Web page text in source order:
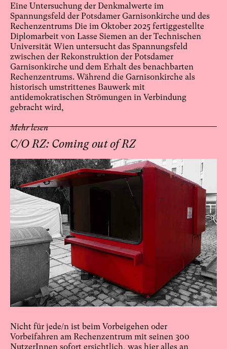
Eine Untersuchung der Denkmalwerte im
Spannungsfeld der Potsdamer Garnisonkirche und des
Rechenzentrums Die im Oktober 2025 fertiggestellte
Diplomarbeit von Lasse Siemen an der Technischen
Universität Wien untersucht das Spannungsfeld
zwischen der Rekonstruktion der Potsdamer
Garnisonkirche und dem Erhalt des benachbarten
Rechenzentrums. Während die Garnisonkirche als
historisch umstrittenes Bauwerk mit
antidemokratischen Strömungen in Verbindung
gebracht wird,
Mehr lesen
C/O RZ: Coming out of RZ
Nicht für jede/n ist beim Vorbeigehen oder
Vorbeifahren am Rechenzentrum mit seinen 300
NutzerInnen sofort ersichtlich, was hier alles an